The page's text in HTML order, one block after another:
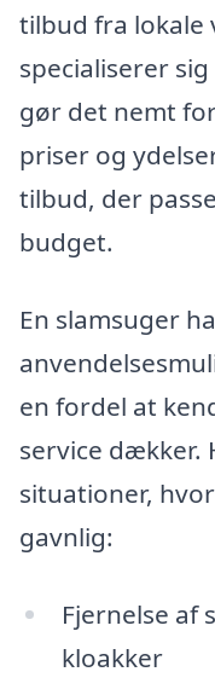
tilbud fra lokale
specialiserer
gør det nemt
priser og
tilbud, der
budget.
En slamsuger
en fordel at
service dækker.
situationer,
gavnlig:
Fjernelse af
kloakker